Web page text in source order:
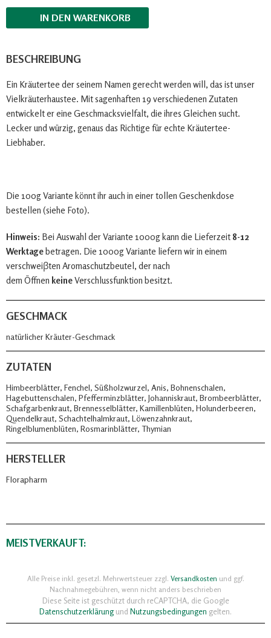
IN DEN WARENKORB
BESCHREIBUNG
Ein Kräutertee der seinem Namen gerecht werden will, das ist unser
Vielkräuterhaustee. Mit sagenhaften 19 verschiedenen Zutaten
entwickelt er eine Geschmacksvielfalt, die ihres Gleichen sucht.
Lecker und würzig, genaus das Richtige für echte Kräutertee-
Liebhaber.
Die 100g Variante könnt ihr auch in einer tollen Geschenkdose
bestellen (siehe Foto).
Hinweis: Bei Auswahl der Variante 1000g kann die Lieferzeit 8-12
Werktagebetragen. Die 1000g Variante liefern wir in einem
verschweiβten Aromaschutzbeutel, der nach
dem Öffnen keineVerschlussfunktion besitzt.
GESCHMACK
natürlicher Kräuter-Geschmack
ZUTATEN
Himbeerblätter, Fenchel, Süßholzwurzel, Anis, Bohnenschalen,
Hagebuttenschalen, Pfefferminzblätter, Johanniskraut, Brombeerblätter,
Schafgarbenkraut, Brennesselblätter, Kamillenblüten, Holunderbeeren,
Quendelkraut, Schachtelhalmkraut, Löwenzahnkraut,
Ringelblumenblüten, Rosmarinblätter, Thymian
HERSTELLER
Florapharm
MEISTVERKAUFT:
Alle Preise inkl. gesetzl. Mehrwertsteuer zzgl. Versandkosten und ggf.
Nachnahmegebühren, wenn nicht anders beschrieben
Diese Seite ist geschützt durch reCAPTCHA, die Google
Datenschutzerklärungund Nutzungsbedingungen gelten.